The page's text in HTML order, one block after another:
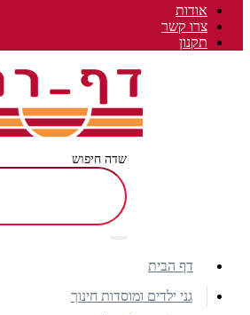
אודות
צרו קשר
תקנון
שדה חיפוש
דף הבית
גני ילדים ומוסדות חינוך